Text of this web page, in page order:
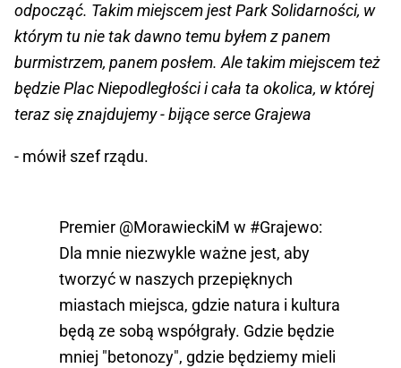
odpocząć. Takim miejscem jest Park Solidarności, w
którym tu nie tak dawno temu byłem z panem
burmistrzem, panem posłem. Ale takim miejscem też
będzie Plac Niepodległości i cała ta okolica, w której
teraz się znajdujemy - bijące serce Grajewa
- mówił szef rządu.
Premier @MorawieckiM w #Grajewo:
Dla mnie niezwykle ważne jest, aby
tworzyć w naszych przepięknych
miastach miejsca, gdzie natura i kultura
będą ze sobą współgrały. Gdzie będzie
mniej "betonozy", gdzie będziemy mieli